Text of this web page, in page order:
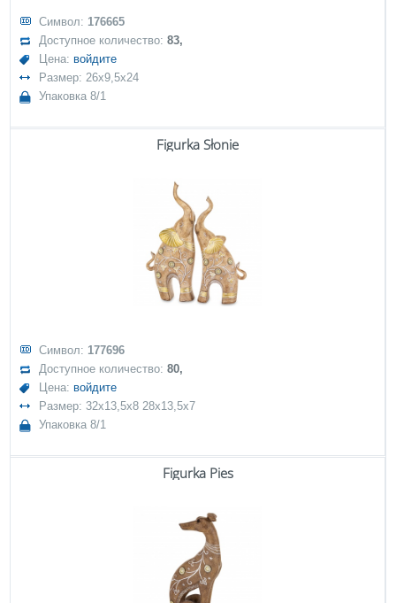
Символ: 176665
Доступное количество:83,
Цена: войдите
Размер: 26x9,5x24
Упаковка 8/1
Figurka Słonie
Символ: 177696
Доступное количество:80,
Цена: войдите
Размер: 32x13,5x8 28x13,5x7
Упаковка 8/1
Figurka Pies